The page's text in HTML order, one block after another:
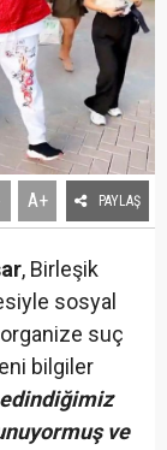
A+ PAYLAŞ
, Birleşik
sosyal
suç
bilgiler
ve